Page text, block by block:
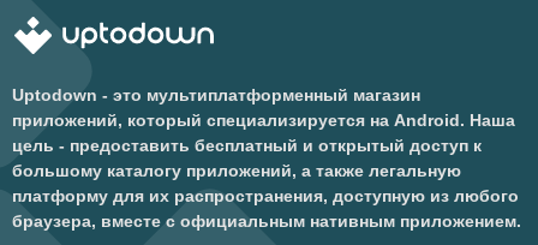
Uptodown - это мультиплатформенный магазин
приложений, который специализируется на Android. Наша
цель - предоставить бесплатный и открытый доступ к
большому каталогу приложений, а также легальную
платформу для их распространения, доступную из любого
браузера, вместе с официальным нативным приложением.